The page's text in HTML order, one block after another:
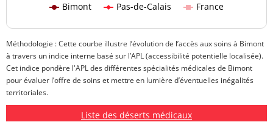
Bimont Pas-de-Calais France
Méthodologie : Cette courbe illustre l’évolution de l’accès aux soins à Bimont
à travers un indice interne basé sur l’APL (accessibilité potentielle localisée).
Cet indice pondère l'APL des différentes spécialités médicales de Bimont
pour évaluer l’offre de soins et mettre en lumière d’éventuelles inégalités
territoriales.
Liste des déserts médicaux